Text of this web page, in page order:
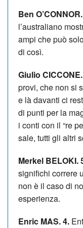
Ben
l’australiano
ampi che può
di così.
Giulio
provi, che non si
e là davanti ci
di punti per la
i conti con il “re
sale, tutti gli altri
Merkel BELOKI.
significhi correre
non è il caso di
esperienza.
Enric MAS. 4.